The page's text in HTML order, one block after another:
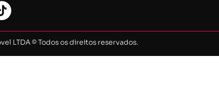
LTDA © Todos os direitos reservados.